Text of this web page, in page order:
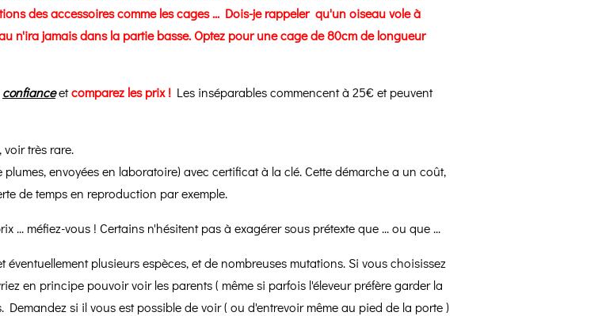
des accessoires comme les cages ... Dois-je rappeler qu'un oiseau vole à
n'ira jamais dans la partie basse. Optez pour une cage de 80cm de longueur
confianceetcomparez les prix ! Les inséparables commencent à 25€ et peuvent
très rare.
envoyées en laboratoire) avec certificat à la clé. Cette démarche a un coût,
de temps en reproduction par exemple.
... méfiez-vous ! Certains n'hésitent pas à exagérer sous prétexte que ... ou que ...
plusieurs espèces, et de nombreuses mutations. Si vous choisissez
en principe pouvoir voir les parents ( même si parfois l'éleveur préfère garder la
si il vous est possible de voir ( ou d'entrevoir même au pied de la porte )